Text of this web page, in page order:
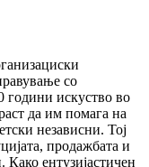
со
години искуство во
да им помага на
независни. Тој
продажбата и
Како ентузијастичен